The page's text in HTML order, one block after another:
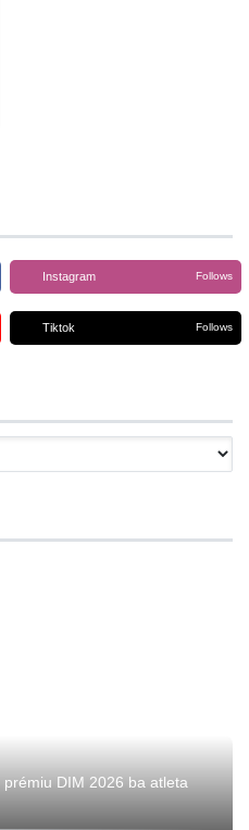
Instagram Follows
Tiktok Follows
DIM 2026 ba atleta